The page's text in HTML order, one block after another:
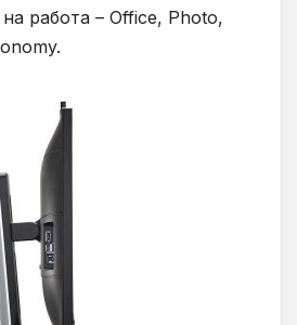
работа – Office, Photo,